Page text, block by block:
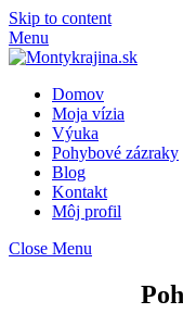
Skip to content
Menu
Domov
Moja vízia
Výuka
Pohybové zázraky
Blog
Kontakt
Môj profil
Close Menu